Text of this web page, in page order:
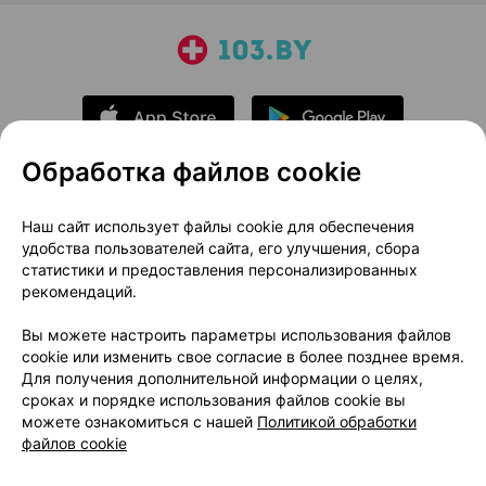
О проекте
Новости проекта
Размещение рекламы
Медицинский маркетинг
Публичный договор
Доставка
Способы оплаты
Вакансии
Партнеры
Написать руководителю 103.by
Написать в поддержку
Персональные настройки Cookie
Обработка файлов cookie
Наш сайт использует файлы cookie для обеспечения
удобства пользователей сайта, его улучшения, сбора
статистики и предоставления персонализированных
рекомендаций.
Вы можете настроить параметры использования файлов
cookie или изменить свое согласие в более позднее время.
Для получения дополнительной информации о целях,
сроках и порядке использования файлов cookie вы
можете ознакомиться с нашей Политикой обработки
файлов cookie